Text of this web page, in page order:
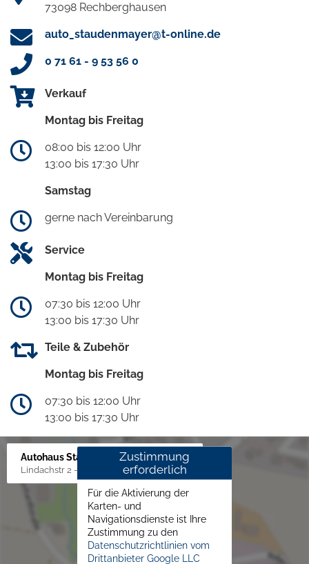
73098 Rechberghausen
auto_staudenmayer@t-online.de
0 71 61 - 9 53 56 0
Verkauf
Montag bis Freitag
08:00 bis 12:00 Uhr
13:00 bis 17:30 Uhr
Samstag
gerne nach Vereinbarung
Service
Montag bis Freitag
07:30 bis 12:00 Uhr
13:00 bis 17:30 Uhr
Teile & Zubehör
Montag bis Freitag
07:30 bis 12:00 Uhr
13:00 bis 17:30 Uhr
Autohaus Staudenmayer
Lindachstr 2 - 4, 73098 Rechberghausen
Zustimmung
erforderlich
Für die Aktivierung der
Karten- und
Navigationsdienste ist Ihre
Zustimmung zu den
Datenschutzrichtlinien vom
Drittanbieter Google LLC